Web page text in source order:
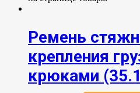
Ремень
крепления
крюками